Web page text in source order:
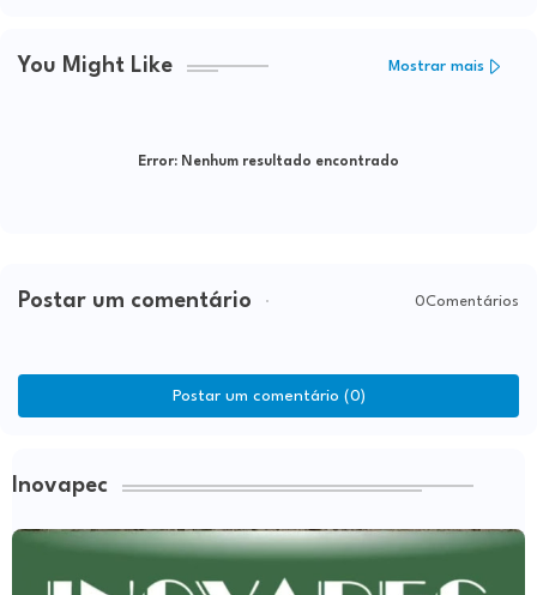
You Might Like Mostrar mais
Error: Nenhum resultado encontrado
Postar um comentário 0Comentários
Postar um comentário (0)
Inovapec